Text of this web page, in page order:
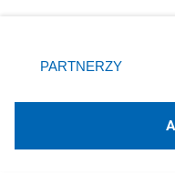
zmienić/wycofać
znajdujący się w
rodzaje przetwarzania
użytkownika, ale masz
PARTNERZY